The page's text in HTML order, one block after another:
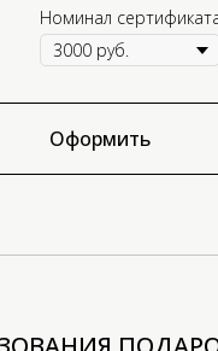
Номинал
Оформить